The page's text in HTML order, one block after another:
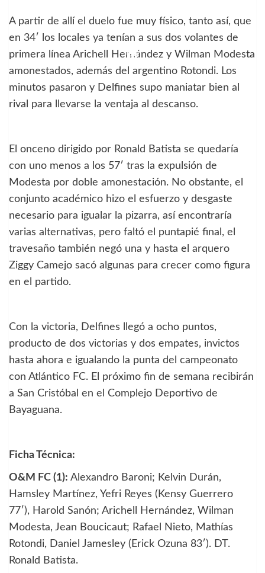
A partir de allí el duelo fue muy físico, tanto así, que
en 34′ los locales ya tenían a sus dos volantes de
primera línea Arichell Hernández y Wilman Modesta
amonestados, además del argentino Rotondi. Los
minutos pasaron y Delfines supo maniatar bien al
rival para llevarse la ventaja al descanso.
El onceno dirigido por Ronald Batista se quedaría
con uno menos a los 57′ tras la expulsión de
Modesta por doble amonestación. No obstante, el
conjunto académico hizo el esfuerzo y desgaste
necesario para igualar la pizarra, así encontraría
varias alternativas, pero faltó el puntapié final, el
travesaño también negó una y hasta el arquero
Ziggy Camejo sacó algunas para crecer como figura
en el partido.
Con la victoria, Delfines llegó a ocho puntos,
producto de dos victorias y dos empates, invictos
hasta ahora e igualando la punta del campeonato
con Atlántico FC. El próximo fin de semana recibirán
a San Cristóbal en el Complejo Deportivo de
Bayaguana.
Ficha Técnica:
O&M FC (1): Alexandro Baroni; Kelvin Durán,
Hamsley Martínez, Yefri Reyes (Kensy Guerrero
77′), Harold Sanón; Arichell Hernández, Wilman
Modesta, Jean Boucicaut; Rafael Nieto, Mathías
Rotondi, Daniel Jamesley (Erick Ozuna 83′). DT.
Ronald Batista.